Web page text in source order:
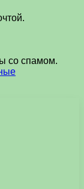
со спамом.